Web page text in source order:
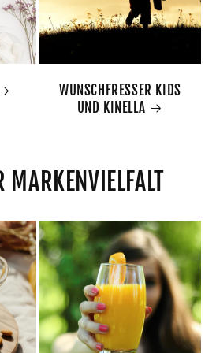
WUNSCHFRESSER KIDS
UND KINELLA
MARKENVIELFALT